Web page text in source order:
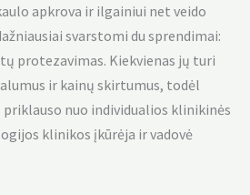
apkrova ir ilgainiui net veido
svarstomi du sprendimai:
protezavimas. Kiekvienas jų turi
ir kainų skirtumus, todėl
nuo individualios klinikinės
klinikos įkūrėja ir vadovė